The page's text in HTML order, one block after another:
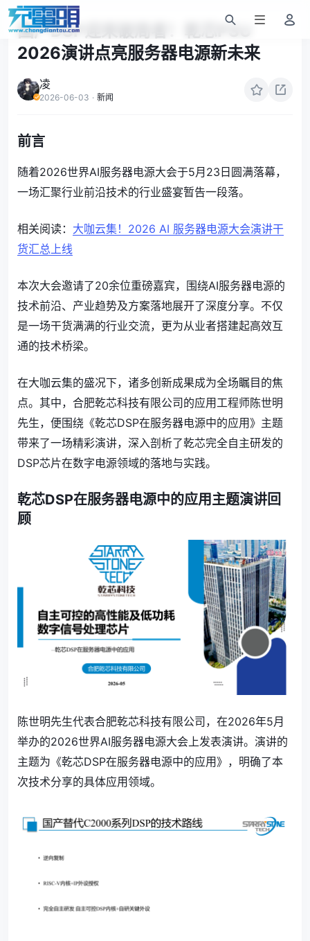
国产DSP迎来破局者！乾芯PSU
2026演讲点亮服务器电源新未来
凌
2026-06-03 · 新闻
前言
随着2026世界AI服务器电源大会于5月23日圆满落幕，
一场汇聚行业前沿技术的行业盛宴暂告一段落。
相关阅读： 大咖云集！2026 AI 服务器电源大会演讲干
货汇总上线
本次大会邀请了20余位重磅嘉宾，围绕AI服务器电源的
技术前沿、产业趋势及方案落地展开了深度分享。不仅
是一场干货满满的行业交流，更为从业者搭建起高效互
通的技术桥梁。
在大咖云集的盛况下，诸多创新成果成为全场瞩目的焦
点。其中，合肥乾芯科技有限公司的应用工程师陈世明
先生，便围绕《乾芯DSP在服务器电源中的应用》主题
带来了一场精彩演讲，深入剖析了乾芯完全自主研发的
DSP芯片在数字电源领域的落地与实践。
乾芯DSP在服务器电源中的应用主题演讲回
顾
陈世明先生代表合肥乾芯科技有限公司，在2026年5月
举办的2026世界AI服务器电源大会上发表演讲。演讲的
主题为《乾芯DSP在服务器电源中的应用》，明确了本
次技术分享的具体应用领域。